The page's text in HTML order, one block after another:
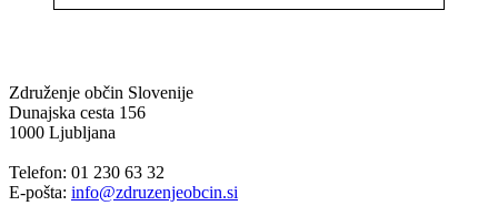
Združenje občin Slovenije
Dunajska cesta 156
1000 Ljubljana
Telefon: 01 230 63 32
E-pošta: info@zdruzenjeobcin.si